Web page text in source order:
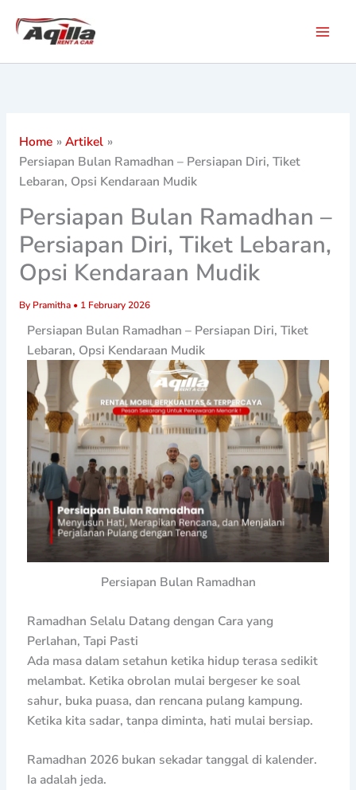
Home
Artikel
Persiapan Bulan Ramadhan – Persiapan Diri, Tiket
Lebaran, Opsi Kendaraan Mudik
Persiapan Bulan Ramadhan –
Persiapan Diri, Tiket Lebaran,
Opsi Kendaraan Mudik
By Pramitha • 1 February 2026
Persiapan Bulan Ramadhan – Persiapan Diri, Tiket
Lebaran, Opsi Kendaraan Mudik
Persiapan Bulan Ramadhan
Ramadhan Selalu Datang dengan Cara yang
Perlahan, Tapi Pasti
Ada masa dalam setahun ketika hidup terasa sedikit
melambat. Ketika obrolan mulai bergeser ke soal
sahur, buka puasa, dan rencana pulang kampung.
Ketika kita sadar, tanpa diminta, hati mulai bersiap.
Ramadhan 2026 bukan sekadar tanggal di kalender.
Ia adalah jeda.